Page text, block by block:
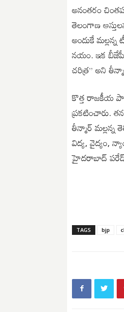
అనంతరం
తెలంగాణ
అందుకే
నయం. ఇక
చరిత్ర” అని
కొత్త రాజకీయ
ప్రకటించారు.
తీన్మార్ మల్లన్న
విద్య, వైద్యం,
హైదరాబాద్‌ పరేడ్‌
TAGS bjp